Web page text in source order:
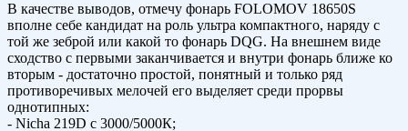
В качестве выводов, отмечу фонарь FOLOMOV 18650S
вполне себе кандидат на роль ультра компактного, наряду с
той же зеброй или какой то фонарь DQG. На внешнем виде
сходство с первыми заканчивается и внутри фонарь ближе ко
вторым - достаточно простой, понятный и только ряд
противоречивых мелочей его выделяет среди прорвы
однотипных:
- Nicha 219D с 3000/5000К;